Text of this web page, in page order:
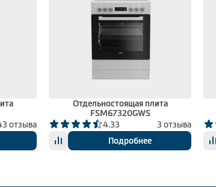
отзыва
Отдельностоящая плита
FSM67320GWS
4.33
3 отзыва
Подробнее